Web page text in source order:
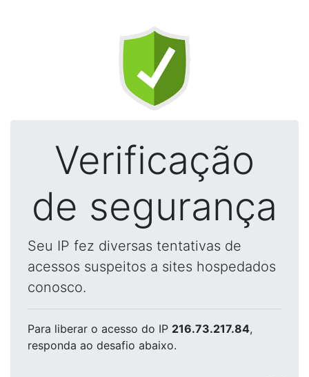
Verificação
de segurança
Seu IP fez diversas tentativas de
acessos suspeitos a sites hospedados
conosco.
Para liberar o acesso do IP 216.73.217.84,
responda ao desafio abaixo.